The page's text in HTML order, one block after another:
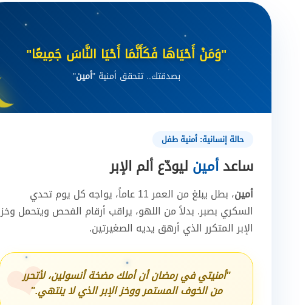
"وَمَنْ أَحْيَاهَا فَكَأَنَّمَا أَحْيَا النَّاسَ جَمِيعًا"
بصدقتك.. تتحقق أمنية"أمين"
حالة إنسانية: أمنية طفل
ساعدأمين ليودّع ألم الإبر
أمين
، بطل يبلغ من العمر 11 عاماً، يواجه كل يوم تحدي
السكري بصبر. بدلاً من اللهو، يراقب أرقام الفحص ويتحمل وخز
الإبر المتكرر الذي أرهق يديه الصغيرتين.
"أمنيتي في رمضان أن أملك مضخة أنسولين، لأتحرر
من الخوف المستمر ووخز الإبر الذي لا ينتهي."